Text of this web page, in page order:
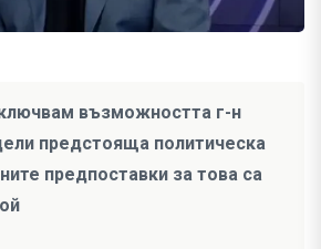
възможността г-н
предстояща политическа
предпоставки за това са